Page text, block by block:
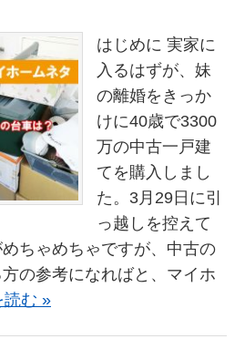
はじめに 実家に
入るはずが、妹
の離婚をきっか
けに40歳で3300
万の中古一戸建
てを購入しまし
た。3月29日に引
っ越しを控えて
ちゃめちゃですが、中古の
の参考になればと、マイホ
読む »